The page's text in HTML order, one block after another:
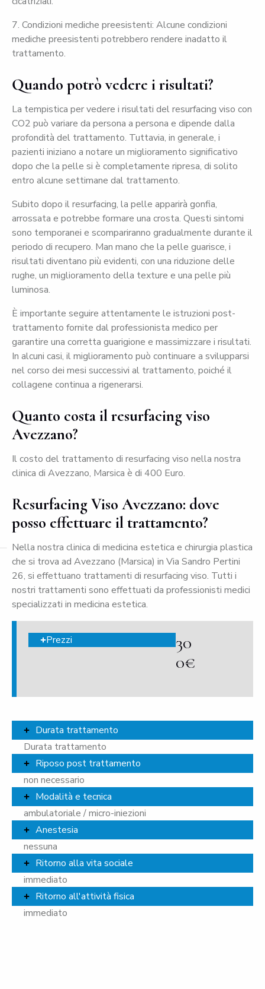
7. Condizioni mediche preesistenti: Alcune condizioni
mediche preesistenti potrebbero rendere inadatto il
trattamento.
Quando potrò vedere i risultati?
La tempistica per vedere i risultati del resurfacing viso con
CO2 può variare da persona a persona e dipende dalla
profondità del trattamento. Tuttavia, in generale, i
pazienti iniziano a notare un miglioramento significativo
dopo che la pelle si è completamente ripresa, di solito
entro alcune settimane dal trattamento.
Subito dopo il resurfacing, la pelle apparirà gonfia,
arrossata e potrebbe formare una crosta. Questi sintomi
sono temporanei e scompariranno gradualmente durante il
periodo di recupero. Man mano che la pelle guarisce, i
risultati diventano più evidenti, con una riduzione delle
rughe, un miglioramento della texture e una pelle più
luminosa.
È importante seguire attentamente le istruzioni post-
trattamento fornite dal professionista medico per
garantire una corretta guarigione e massimizzare i risultati.
In alcuni casi, il miglioramento può continuare a svilupparsi
nel corso dei mesi successivi al trattamento, poiché il
collagene continua a rigenerarsi.
Quanto costa il resurfacing viso
Avezzano?
Il costo del trattamento di resurfacing viso nella nostra
clinica di Avezzano, Marsica è di 400 Euro.
Resurfacing Viso Avezzano: dove
posso effettuare il trattamento?
Nella nostra clinica di medicina estetica e chirurgia plastica
che si trova ad Avezzano (Marsica) in Via Sandro Pertini
26, si effettuano trattamenti di resurfacing viso. Tutti i
nostri trattamenti sono effettuati da professionisti medici
specializzati in medicina estetica.
Prezzi
30
0€
Durata trattamento
Durata trattamento
Riposo post trattamento
non necessario
Modalità e tecnica
ambulatoriale / micro-iniezioni
Anestesia
nessuna
Ritorno alla vita sociale
immediato
Ritorno all'attività fisica
immediato